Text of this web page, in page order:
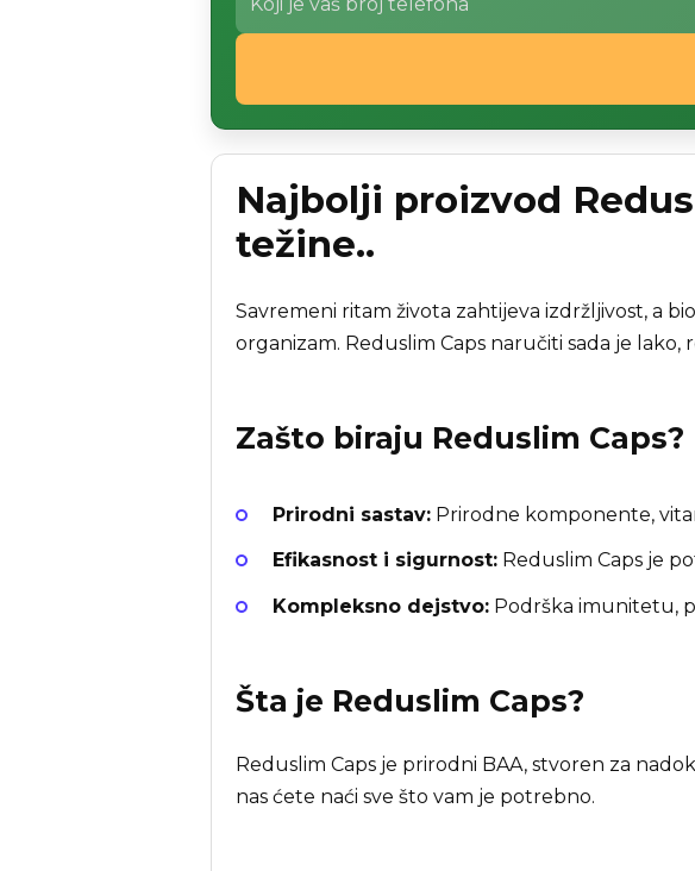
Najbolji proizvod
težine..
Savremeni ritam života zahtijeva izdržljivost, a
organizam. Reduslim Caps naručiti sada je
Zašto biraju Reduslim Caps?
Prirodni sastav:Prirodne komponente,
Efikasnost i sigurnost:Reduslim Caps je
Kompleksno dejstvo:Podrška imunitetu,
Šta je Reduslim Caps?
Reduslim Caps je prirodni BAA, stvoren za
nas ćete naći sve što vam je potrebno.